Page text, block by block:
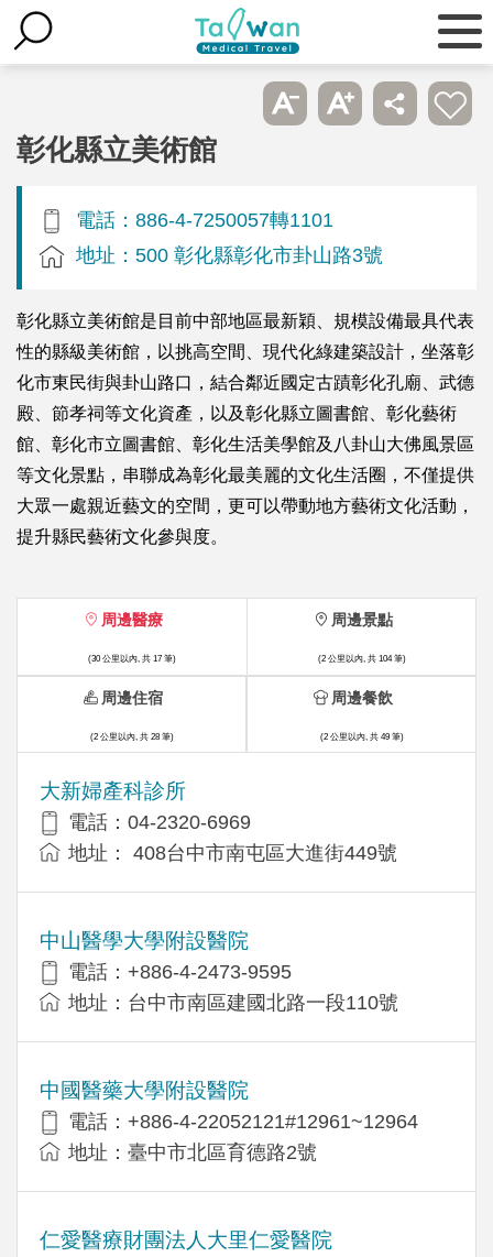
彰化縣立美術館
電話：886-4-7250057轉1101
地址：500 彰化縣彰化市卦山路3號
彰化縣立美術館是目前中部地區最新穎、規模設備最具代表
性的縣級美術館，以挑高空間、現代化綠建築設計，坐落彰
化市東民街與卦山路口，結合鄰近國定古蹟彰化孔廟、武德
殿、節孝祠等文化資產，以及彰化縣立圖書館、彰化藝術
館、彰化市立圖書館、彰化生活美學館及八卦山大佛風景區
等文化景點，串聯成為彰化最美麗的文化生活圈，不僅提供
大眾一處親近藝文的空間，更可以帶動地方藝術文化活動，
提升縣民藝術文化參與度。
周邊醫療
(30 公里以內, 共 17 筆)
大新婦產科診所
電話：04-2320-6969
地址： 408台中市南屯區大進街449號
中山醫學大學附設醫院
電話：+886-4-2473-9595
地址：台中市南區建國北路一段110號
中國醫藥大學附設醫院
電話：+886-4-22052121#12961~12964
地址：臺中市北區育德路2號
仁愛醫療財團法人大里仁愛醫院
周邊景點
(2 公里以內, 共 104 筆)
周邊住宿
(2 公里以內, 共 28 筆)
周邊餐飲
(2 公里以內, 共 49 筆)